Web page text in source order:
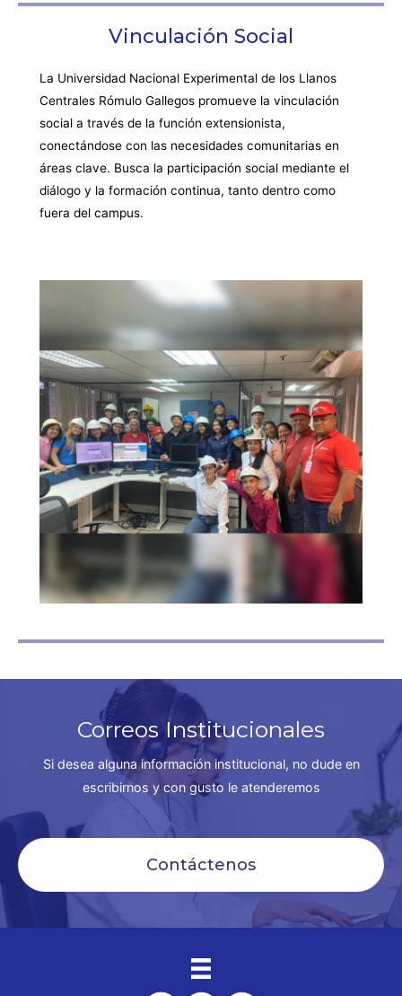
Vinculación Social
La Universidad Nacional Experimental de los Llanos
Centrales Rómulo Gallegos promueve la vinculación
social a través de la función extensionista,
conectándose con las necesidades comunitarias en
áreas clave. Busca la participación social mediante el
diálogo y la formación continua, tanto dentro como
fuera del campus.
Correos Institucionales
Si desea alguna información institucional, no dude en
escribirnos y con gusto le atenderemos
Contáctenos